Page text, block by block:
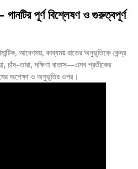
পূর্ণ বিশ্লেষণ ও গুরুত্বপূর্ণ
আবেগময়, কাব্যময় রাতের অনুভূতিকে কেন্দ্র
দক্ষিণা বাতাস—এসব প্রতীকের
অপেক্ষা ও অনুভূতির ওপর।